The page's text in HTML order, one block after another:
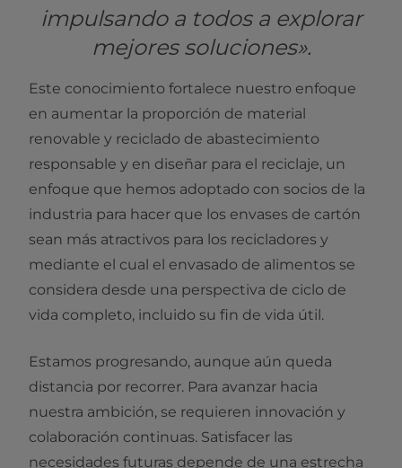
impulsando a todos a explorar
mejores soluciones».
Este conocimiento fortalece nuestro enfoque
en aumentar la proporción de material
renovable y reciclado de abastecimiento
responsable y en diseñar para el reciclaje, un
enfoque que hemos adoptado con socios de la
industria para hacer que los envases de cartón
sean más atractivos para los recicladores y
mediante el cual el envasado de alimentos se
considera desde una perspectiva de ciclo de
vida completo, incluido su fin de vida útil.
Estamos progresando, aunque aún queda
distancia por recorrer. Para avanzar hacia
nuestra ambición, se requieren innovación y
colaboración continuas. Satisfacer las
necesidades futuras depende de una estrecha